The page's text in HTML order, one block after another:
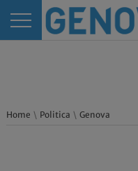
Home \ Politica \ Genova